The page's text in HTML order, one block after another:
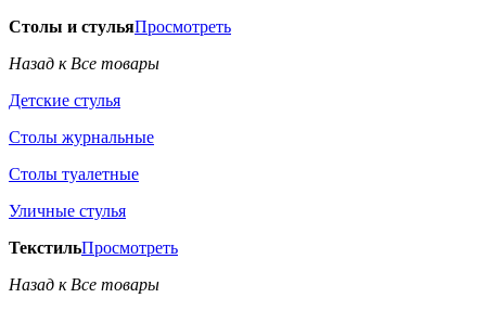
Столы и стульяПросмотреть
Назад к Все товары
Детские стулья
Столы журнальные
Столы туалетные
Уличные стулья
ТекстильПросмотреть
Назад к Все товары